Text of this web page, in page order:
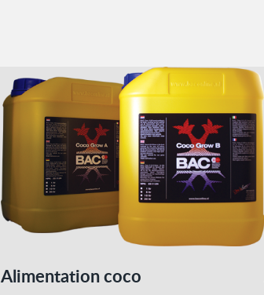
Alimentation coco